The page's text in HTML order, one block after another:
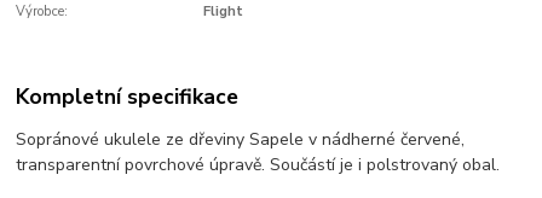
Výrobce: Flight
Kompletní specifikace
Sopránové ukulele ze dřeviny Sapele v nádherné červené,
transparentní povrchové úpravě. Součástí je i polstrovaný obal.